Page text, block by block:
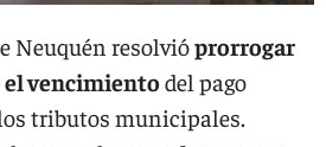
Neuquén resolvióprorrogar
el vencimiento del pago
tributos municipales.